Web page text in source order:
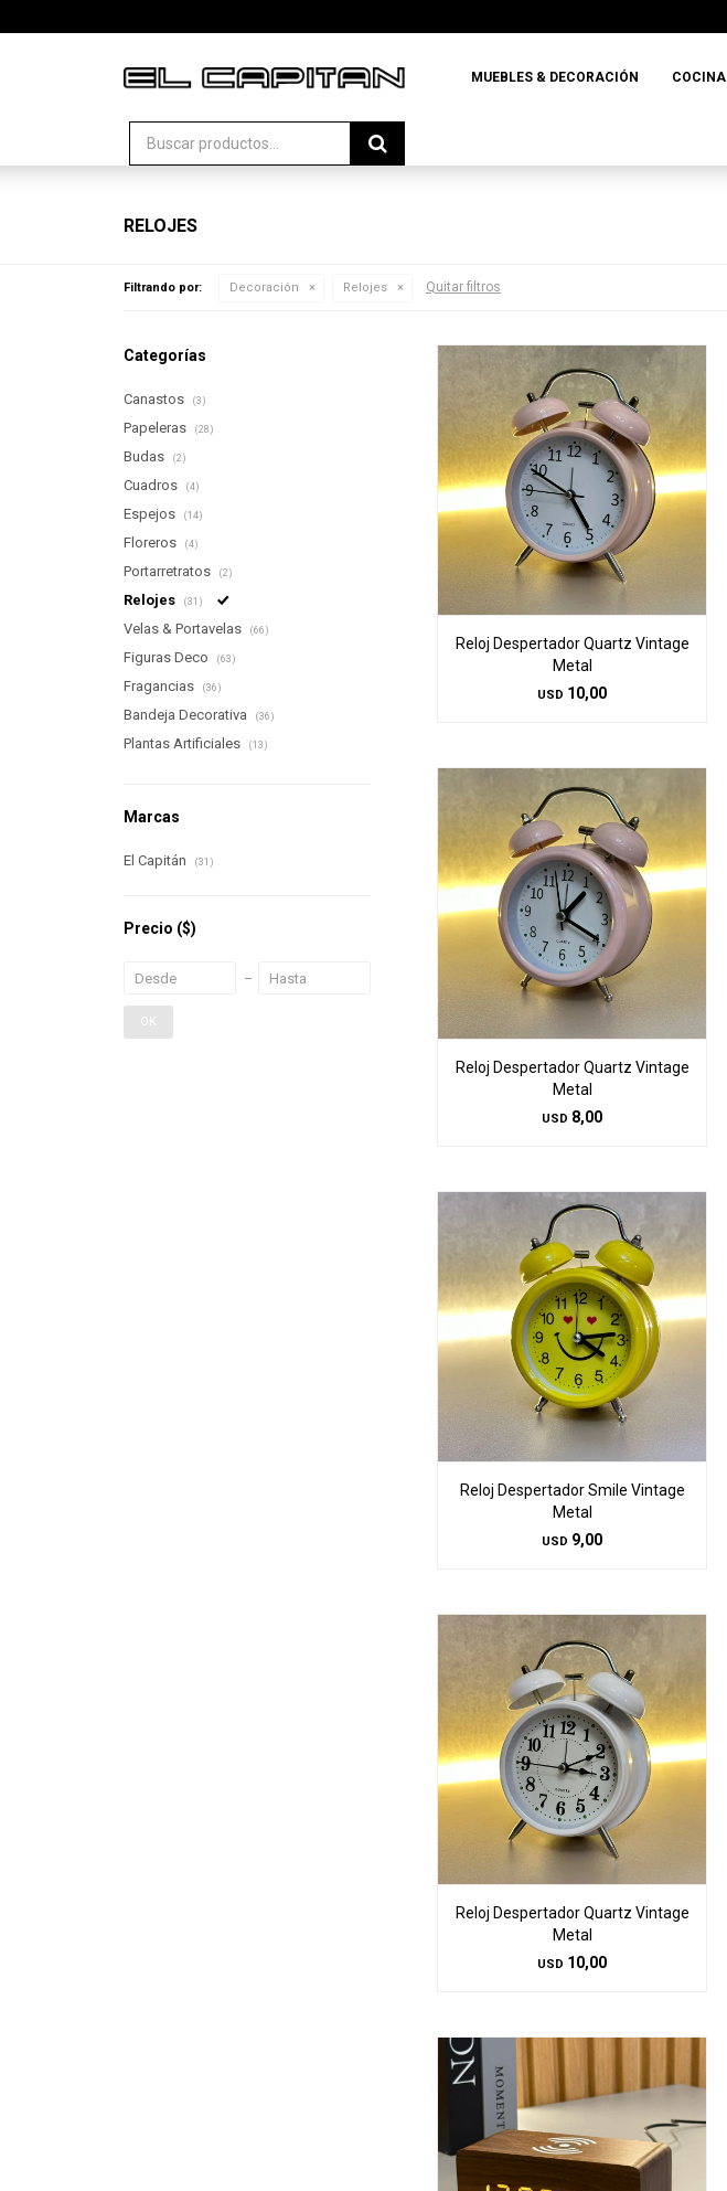
MUEBLES & DECORACIÓN COCINA
RELOJES
Filtrando por: Decoración Relojes Quitar filtros
Reloj Despertador Quartz Vintage
Metal
USD 10,00
Reloj Despertador Quartz Vintage
Metal
USD 8,00
Reloj Despertador Smile Vintage
Metal
USD 9,00
Reloj Despertador Quartz Vintage
Metal
USD 10,00
Categorías
Canastos (3)
Papeleras (28)
Budas (2)
Cuadros (4)
Espejos (14)
Floreros (4)
Portarretratos (2)
Relojes (31)
Velas & Portavelas (66)
Figuras Deco (63)
Fragancias (36)
Bandeja Decorativa (36)
Plantas Artificiales (13)
Marcas
El Capitán (31)
Precio ($)
OK